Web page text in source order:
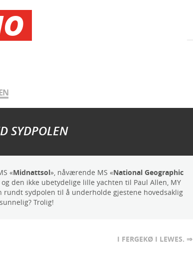
SYDPOLEN
«Midnattsol», nåværende MS «National Geographic
den ikke ubetydelige lille yachten til Paul Allen, MY
rundt sydpolen til å underholde gjestene hovedsaklig
Trolig!
I FERGEKØ I LEWES. ⇒